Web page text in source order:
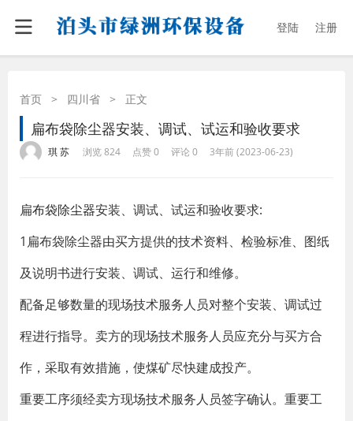
登陆 注册
首页 > 四川省 > 正文
扁布袋除尘器安装、调试、试运和验收要求
琪 苏 浏览 824 点赞 0 评论 0 3年前 (2023-06-23)
扁布袋除尘器安装、调试、试运和验收要求:
1扁布袋除尘器由买方提供的技术资料、检验标准、图纸
及说明书进行安装、调试、运行和维修。
配备足够数量的现场技术服务人员对整个安装、调试过
程进行指导。卖方的现场技术服务人员应充分与买方合
作，采取有效措施，使煤矿尽快建成投产。
重要工序须经卖方现场技术服务人员签字确认。重要工